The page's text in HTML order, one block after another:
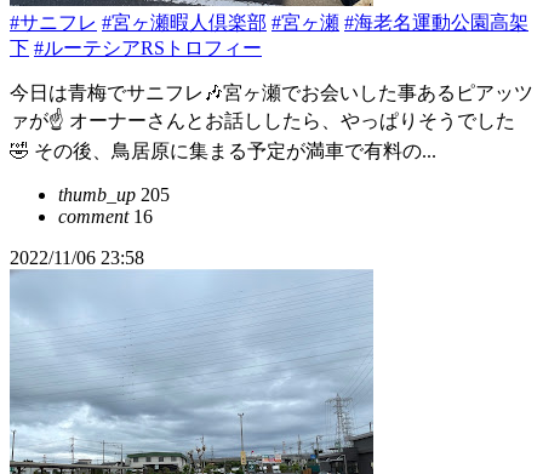
#サニフレ #宮ヶ瀬暇人倶楽部 #宮ヶ瀬 #海老名運動公園高架
下 #ルーテシアRSトロフィー
今日は青梅でサニフレ🎶宮ヶ瀬でお会いした事あるピアッツ
ァが☝️ オーナーさんとお話ししたら、やっぱりそうでした
🤣 その後、鳥居原に集まる予定が満車で有料の...
thumb_up 205
comment16
2022/11/06 23:58